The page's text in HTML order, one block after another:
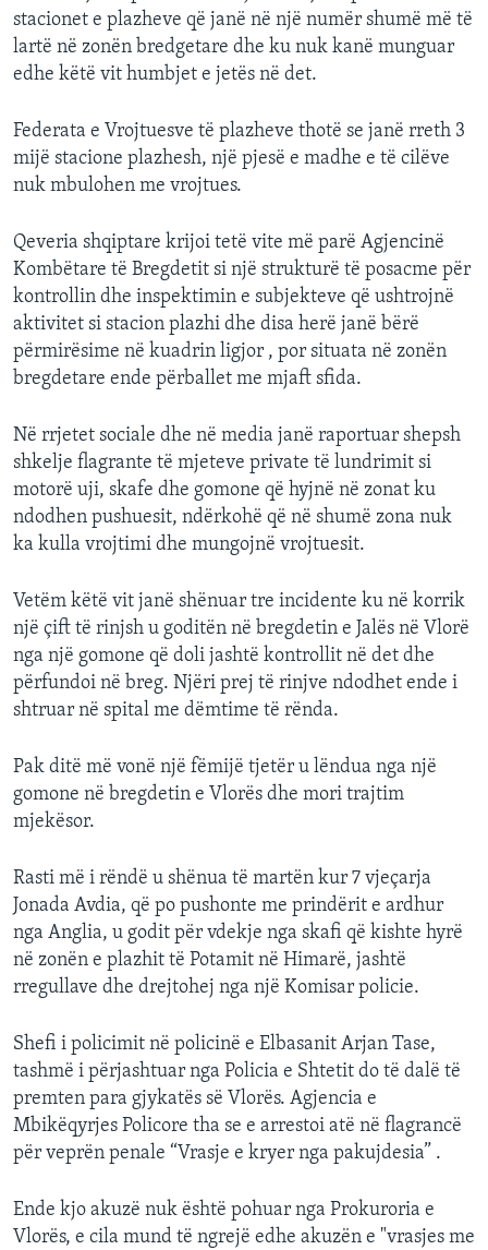
stacionet e plazheve që janë në një numër shumë më të
lartë në zonën bredgetare dhe ku nuk kanë munguar
edhe këtë vit humbjet e jetës në det.
Federata e Vrojtuesve të plazheve thotë se janë rreth 3
mijë stacione plazhesh, një pjesë e madhe e të cilëve
nuk mbulohen me vrojtues.
Qeveria shqiptare krijoi tetë vite më parë Agjencinë
Kombëtare të Bregdetit si një strukturë të posacme për
kontrollin dhe inspektimin e subjekteve që ushtrojnë
aktivitet si stacion plazhi dhe disa herë janë bërë
përmirësime në kuadrin ligjor , por situata në zonën
bregdetare ende përballet me mjaft sfida.
Në rrjetet sociale dhe në media janë raportuar shepsh
shkelje flagrante të mjeteve private të lundrimit si
motorë uji, skafe dhe gomone që hyjnë në zonat ku
ndodhen pushuesit, ndërkohë që në shumë zona nuk
ka kulla vrojtimi dhe mungojnë vrojtuesit.
Vetëm këtë vit janë shënuar tre incidente ku në korrik
një çift të rinjsh u goditën në bregdetin e Jalës në Vlorë
nga një gomone që doli jashtë kontrollit në det dhe
përfundoi në breg. Njëri prej të rinjve ndodhet ende i
shtruar në spital me dëmtime të rënda.
Pak ditë më vonë një fëmijë tjetër u lëndua nga një
gomone në bregdetin e Vlorës dhe mori trajtim
mjekësor.
Rasti më i rëndë u shënua të martën kur 7 vjeçarja
Jonada Avdia, që po pushonte me prindërit e ardhur
nga Anglia, u godit për vdekje nga skafi që kishte hyrë
në zonën e plazhit të Potamit në Himarë, jashtë
rregullave dhe drejtohej nga një Komisar policie.
Shefi i policimit në policinë e Elbasanit Arjan Tase,
tashmë i përjashtuar nga Policia e Shtetit do të dalë të
premten para gjykatës së Vlorës. Agjencia e
Mbikëqyrjes Policore tha se e arrestoi atë në flagrancë
për veprën penale “Vrasje e kryer nga pakujdesia” .
Ende kjo akuzë nuk është pohuar nga Prokuroria e
Vlorës, e cila mund të ngrejë edhe akuzën e "vrasjes me